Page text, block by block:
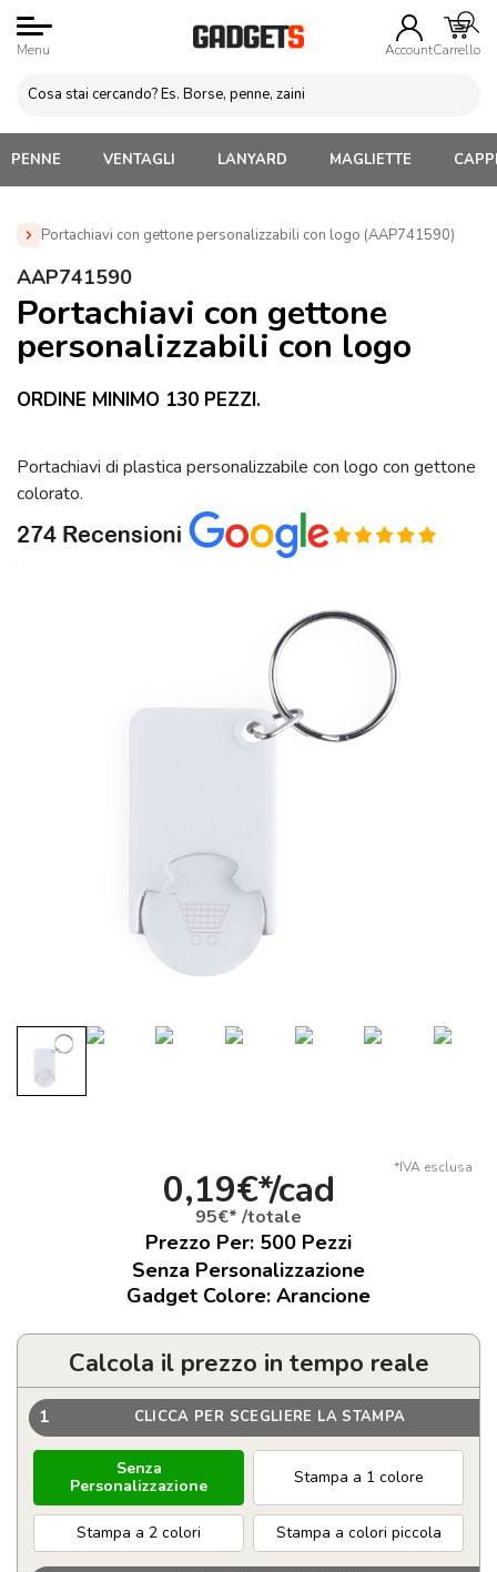
Menu AccountCarrello
PENNE VENTAGLI LANYARD MAGLIETTE
Portachiavi con gettone personalizzabili con logo (AAP741590)
Home » Gadget Tematici Personalizzabili
gettone personalizzabili con logo (AAP741590)
AAP741590
Portachiavi con gettone
personalizzabili con logo
ORDINE MINIMO 130 PEZZI.
Portachiavi di plastica personalizzabile con logo con gettone
colorato.
*IVA esclusa
0,19€*/cad
95€* /totale
Prezzo Per: 500 Pezzi
Senza Personalizzazione
Gadget Colore: Arancione
Calcola il prezzo in tempo reale
1 CLICCA PER SCEGLIERE LA STAMPA
Senza
Personalizzazione
Stampa a 1 colore
Stampa a 2 colori Stampa a colori piccola